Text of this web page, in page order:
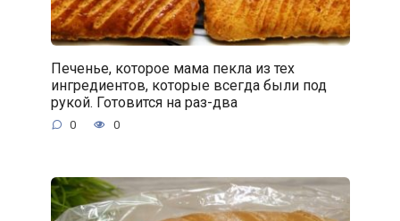
Печенье, которое мама пекла из тех
ингредиентов, которые всегда были под
рукой. Готовится на раз-два
0 0